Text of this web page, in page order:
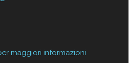
maggiori informazioni